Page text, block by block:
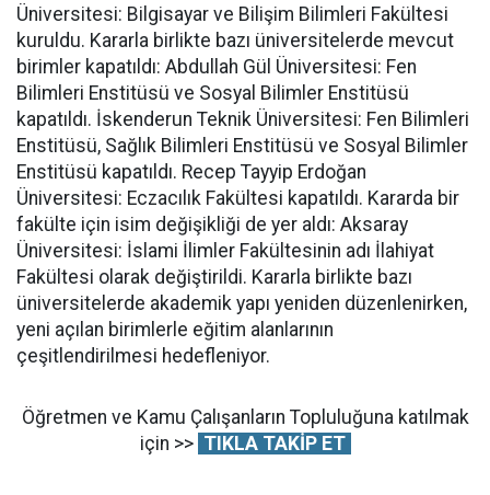
Üniversitesi: Bilgisayar ve Bilişim Bilimleri Fakültesi
kuruldu. Kararla birlikte bazı üniversitelerde mevcut
birimler kapatıldı: Abdullah Gül Üniversitesi: Fen
Bilimleri Enstitüsü ve Sosyal Bilimler Enstitüsü
kapatıldı. İskenderun Teknik Üniversitesi: Fen Bilimleri
Enstitüsü, Sağlık Bilimleri Enstitüsü ve Sosyal Bilimler
Enstitüsü kapatıldı. Recep Tayyip Erdoğan
Üniversitesi: Eczacılık Fakültesi kapatıldı. Kararda bir
fakülte için isim değişikliği de yer aldı: Aksaray
Üniversitesi: İslami İlimler Fakültesinin adı İlahiyat
Fakültesi olarak değiştirildi. Kararla birlikte bazı
üniversitelerde akademik yapı yeniden düzenlenirken,
yeni açılan birimlerle eğitim alanlarının
çeşitlendirilmesi hedefleniyor.
Öğretmen ve Kamu Çalışanların Topluluğuna katılmak
için >> TIKLA TAKİP ET